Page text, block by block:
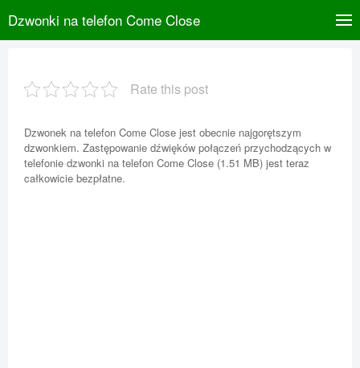
Dzwonki na telefon Come Close
Rate this post
Dzwonek na telefon Come Close jest obecnie najgorętszym
dzwonkiem. Zastępowanie dźwięków połączeń przychodzących w
telefonie dzwonki na telefon Come Close (1.51 MB) jest teraz
całkowicie bezpłatne.